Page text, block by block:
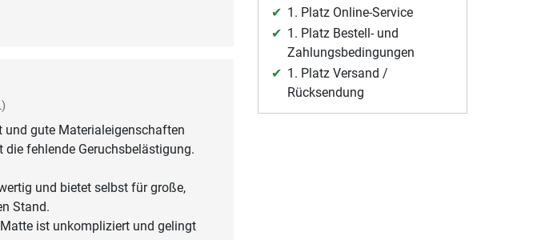
und gute Materialeigenschaften
fehlende Geruchsbelästigung.
und bietet selbst für große,
Stand.
ist unkompliziert und gelingt
1. Platz Online-Service
1. Platz Bestell- und
Zahlungsbedingungen
1. Platz Versand /
Rücksendung